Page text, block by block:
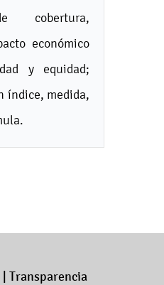
cobertura,
económico
y equidad;
índice, medida,
Transparencia